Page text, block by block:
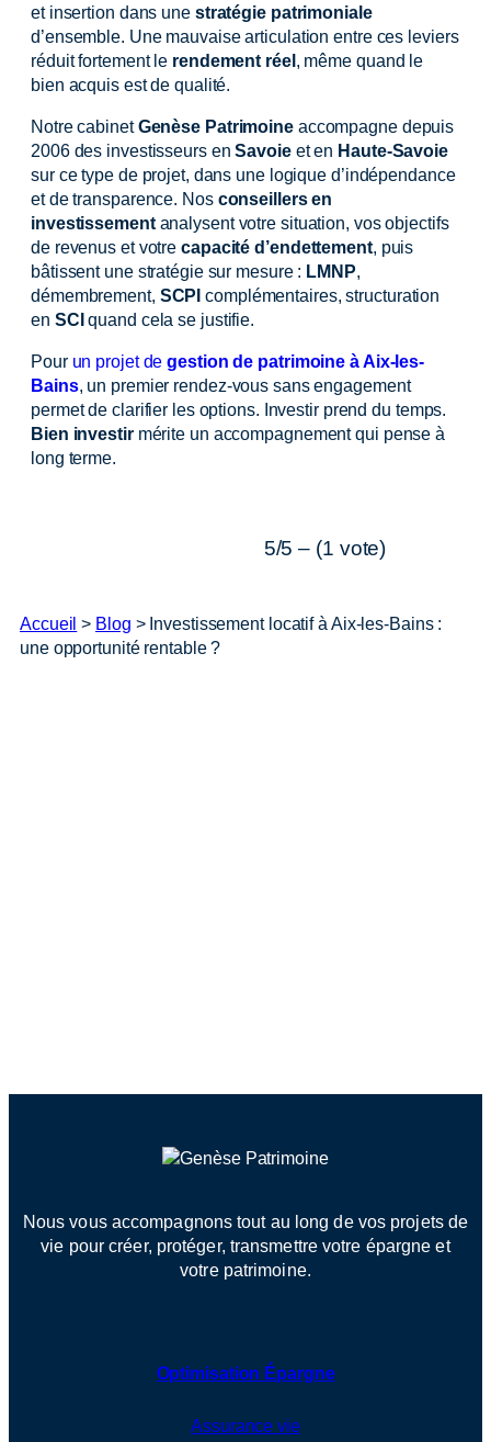
et insertion dans une stratégie patrimoniale
d’ensemble. Une mauvaise articulation entre ces leviers
réduit fortement le rendement réel , même quand le
bien acquis est de qualité.
Notre cabinetGenèse Patrimoineaccompagne depuis
2006 des investisseurs enSavoieet en Haute-Savoie
sur ce type de projet, dans une logique d’indépendance
et de transparence. Nos conseillers en
investissementanalysent votre situation, vos objectifs
de revenus et votrecapacité d’endettement, puis
bâtissent une stratégie sur mesure : LMNP,
démembrement, SCPI complémentaires, structuration
en SCI quand cela se justifie.
Pour un projet degestion de patrimoine à Aix-les-
Bains, un premier rendez-vous sans engagement
permet de clarifier les options. Investir prend du temps.
Bien investirmérite un accompagnement qui pense à
long terme.
5/5 – (1 vote)
Accueil > Blog > Investissement locatif à Aix-les-Bains :
une opportunité rentable ?
Nous vous accompagnons tout au long de vos projets de
vie pour créer, protéger, transmettre votre épargne et
votre patrimoine.
Optimisation Épargne
Assurance vie